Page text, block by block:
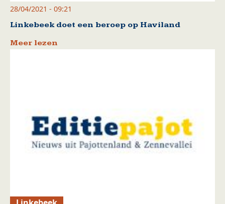
28/04/2021 - 09:21
Linkebeek doet een beroep op Haviland
Meer lezen